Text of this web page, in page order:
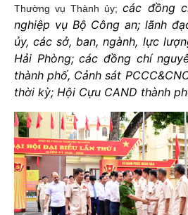
Thường vụ Thành ủy;các đồng
nghiệp vụ Bộ Công an; lãnh
ủy, các sở, ban, ngành, lực
Hải Phòng; các đồng chí
thành phố, Cảnh sát
thời kỳ; Hội Cựu CAND thành